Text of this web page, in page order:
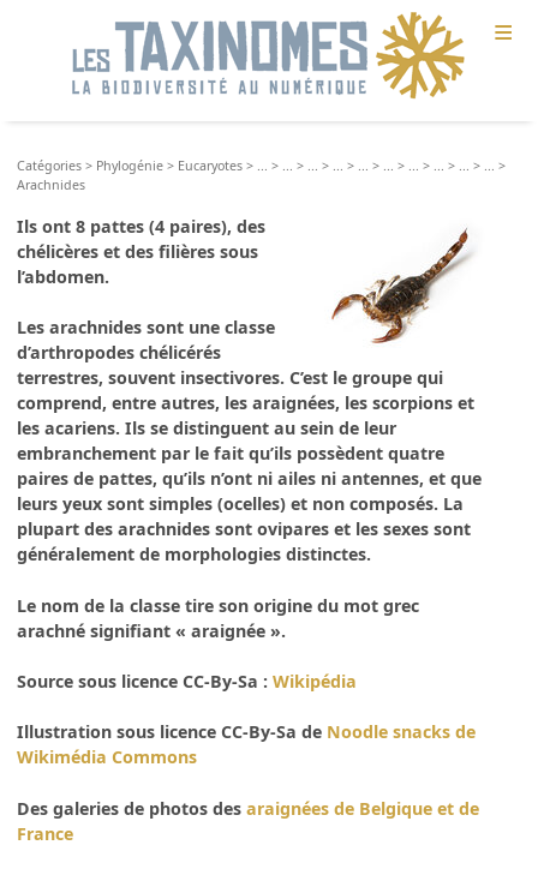
≡
Catégories > Phylogénie > Eucaryotes > > > > > > > > > >
>
Arachnides
Ils ont 8 pattes (4 paires), des
chélicères et des filières sous
l’abdomen.
Les arachnides sont une classe
d’arthropodes chélicérés
terrestres, souvent insectivores. C’est le groupe qui
comprend, entre autres, les araignées, les scorpions et
les acariens. Ils se distinguent au sein de leur
embranchement par le fait qu’ils possèdent quatre
paires de pattes, qu’ils n’ont ni ailes ni antennes, et que
leurs yeux sont simples (ocelles) et non composés. La
plupart des arachnides sont ovipares et les sexes sont
généralement de morphologies distinctes.
Le nom de la classe tire son origine du mot grec
arachné signifiant « araignée ».
Source sous licence CC-By-Sa :Wikipédia
Illustration sous licence CC-By-Sa de Noodle snacks de
Wikimédia Commons
Des galeries de photos desaraignées de Belgique et de
France